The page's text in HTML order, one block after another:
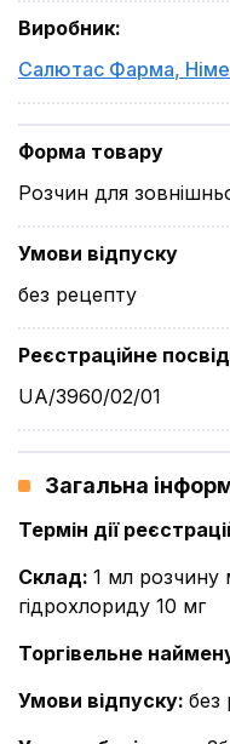
Виробник:
Салютас Фарма,
Форма товару
Розчин для
Умови відпуску
без рецепту
Реєстраційне
UA/3960/02/01
Загальна
Термін дії
Склад: 1 мл розчину
гідрохлориду 10 мг
Торгівельне
Умови відпуску: без